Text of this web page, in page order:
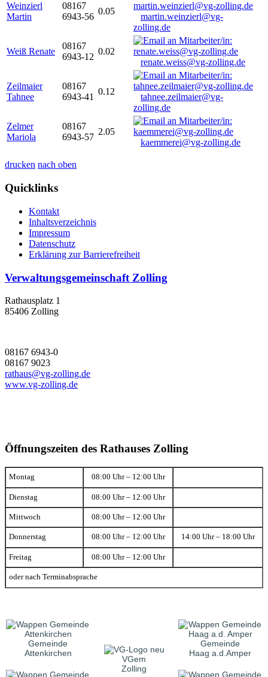
Weinzierl
Martin
08167
6943-56
0.05
martin.weinzierl@vg-
zolling.de
Weiß Renate
08167
6943-12
0.02
renate.weiss@vg-zolling.de
Zeilmaier
Tahnee
08167
6943-41
0.12
tahnee.zeilmaier@vg-
zolling.de
Zelmer
Mariola
08167
6943-57
2.05
kaemmerei@vg-zolling.de
drucken nach oben
Quicklinks
Kontakt
Inhaltsverzeichnis
Impressum
Datenschutz
Erklärung zur Barrierefreiheit
Verwaltungsgemeinschaft Zolling
Rathausplatz 1
85406 Zolling
08167 6943-0
08167 9023
rathaus@vg-zolling.de
www.vg-zolling.de
Öffnungszeiten des Rathauses Zolling
Montag 08:00 Uhr – 12:00 Uhr
Dienstag 08:00 Uhr – 12:00 Uhr
Mittwoch 08:00 Uhr – 12:00 Uhr
Donnerstag 08:00 Uhr – 12:00 Uhr 14:00 Uhr – 18:00 Uhr
Freitag 08:00 Uhr – 12:00 Uhr
oder nach Terminabsprache
Gemeinde
Attenkirchen
VGem
Zolling
Gemeinde
Haag a.d.Amper